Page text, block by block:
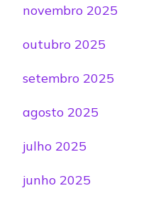
novembro 2025
outubro 2025
setembro 2025
agosto 2025
julho 2025
junho 2025